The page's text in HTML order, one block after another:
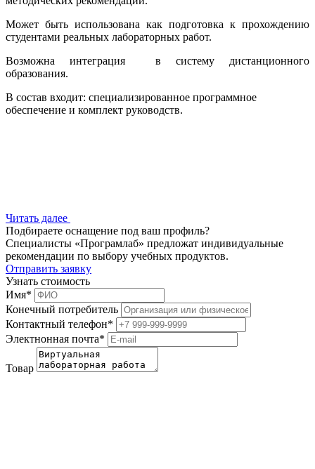
Может быть использована как подготовка к прохождению
студентами реальных лабораторных работ.
Возможна интеграция в систему дистанционного
образования.
В состав входит: специализированное программное
обеспечение и комплект руководств.
Читать далее
Подбираете оснащение под ваш профиль?
Специалисты «Програмлаб» предложат индивидуальные
рекомендации по выбору учебных продуктов.
Отправить заявку
Узнать стоимость
Имя*
Конечный потребитель
Контактный телефон*
Электнонная почта*
Товар